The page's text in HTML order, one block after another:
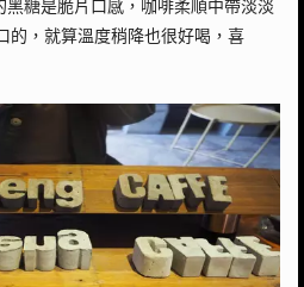
黑糖是脆片口感，咖啡柔順中帶淡淡
的，就算溫度稍降也很好喝，喜